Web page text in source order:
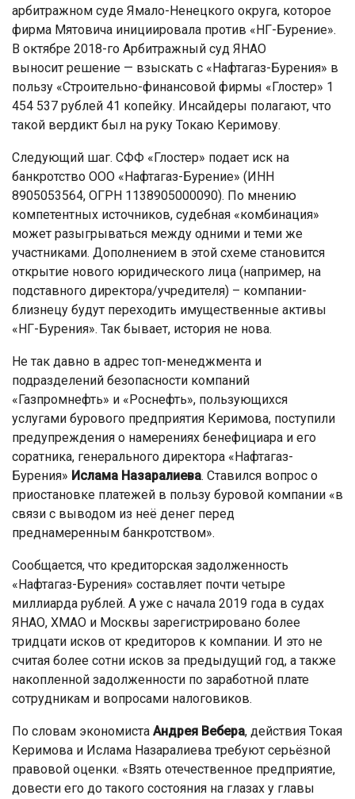
арбитражном суде Ямало-Ненецкого округа, которое
фирма Мятовича инициировала против «НГ-Бурение».
В октябре 2018-го Арбитражный суд ЯНАО
выносит решение — взыскать с «Нафтагаз-Бурения» в
пользу «Строительно-финансовой фирмы «Глостер» 1
454 537 рублей 41 копейку. Инсайдеры полагают, что
такой вердикт был на руку Токаю Керимову.
Следующий шаг. СФФ «Глостер» подает иск на
банкротство ООО «Нафтагаз-Бурение» (ИНН
8905053564, ОГРН 1138905000090). По мнению
компетентных источников, судебная «комбинация»
может разыгрываться между одними и теми же
участниками. Дополнением в этой схеме становится
открытие нового юридического лица (например, на
подставного директора/учредителя) – компании-
близнецу будут переходить имущественные активы
«НГ-Бурения». Так бывает, история не нова.
Не так давно в адрес топ-менеджмента и
подразделений безопасности компаний
«Газпромнефть» и «Роснефть», пользующихся
услугами бурового предприятия Керимова, поступили
предупреждения о намерениях бенефициара и его
соратника, генерального директора «Нафтагаз-
Бурения» Ислама Назаралиева. Ставился вопрос о
приостановке платежей в пользу буровой компании «в
связи с выводом из неё денег перед
преднамеренным банкротством».
Сообщается, что кредиторская задолженность
«Нафтагаз-Бурения» составляет почти четыре
миллиарда рублей. А уже с начала 2019 года в судах
ЯНАО, ХМАО и Москвы зарегистрировано более
тридцати исков от кредиторов к компании. И это не
считая более сотни исков за предыдущий год, а также
накопленной задолженности по заработной плате
сотрудникам и вопросами налоговиков.
По словам экономиста Андрея Вебера, действия Токая
Керимова и Ислама Назаралиева требуют серьёзной
правовой оценки. «Взять отечественное предприятие,
довести его до такого состояния на глазах у главы